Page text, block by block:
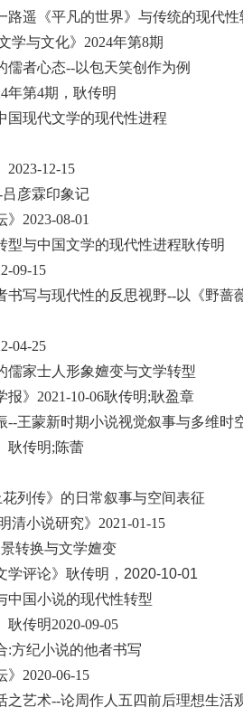
路遥《平凡的世界》与传统的现代性
学与文化》2024年第8期
儒者心态--以包天笑创作为例
年第4期，耿传明
国现代文学的现代性进程
2023-12-15
吕彦霖印象记
2023-08-01
型与中国文学的现代性进程耿传明
09-15
书写与现代性的反思视野--以《野蔷
04-25
儒家士人形象嬗变与文学转型
报》 2021-10-06耿传明;耿盈章
--王蒙新时期小说视觉叙事与多维时
耿传明;陈蕾
列传》的日常叙事与空间表征
清小说研究》2021-01-15
转换与文学嬗变
学评论》耿传明， 2020-10-01
中国小说的现代性转型
耿传明2020-09-05
:方纪小说的他者书写
2020-06-15
之艺术--论周作人五四前后理想生活